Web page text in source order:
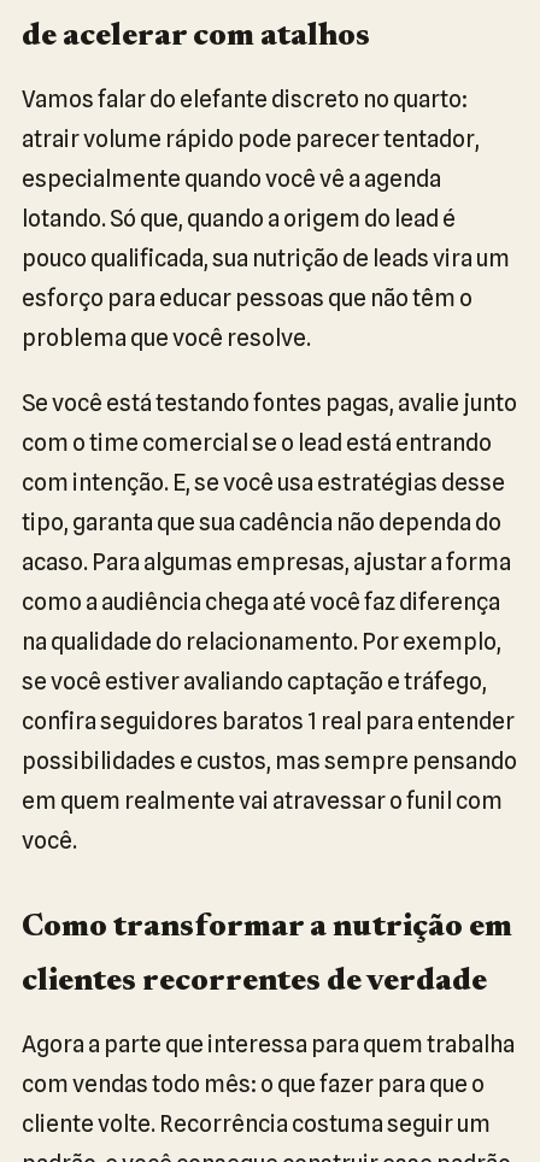
de acelerar com atalhos
Vamos falar do elefante discreto no quarto:
atrair volume rápido pode parecer tentador,
especialmente quando você vê a agenda
lotando. Só que, quando a origem do lead é
pouco qualificada, sua nutrição de leads vira um
esforço para educar pessoas que não têm o
problema que você resolve.
Se você está testando fontes pagas, avalie junto
com o time comercial se o lead está entrando
com intenção. E, se você usa estratégias desse
tipo, garanta que sua cadência não dependa do
acaso. Para algumas empresas, ajustar a forma
como a audiência chega até você faz diferença
na qualidade do relacionamento. Por exemplo,
se você estiver avaliando captação e tráfego,
confira seguidores baratos 1 real para entender
possibilidades e custos, mas sempre pensando
em quem realmente vai atravessar o funil com
você.
Como transformar a nutrição em
clientes recorrentes de verdade
Agora a parte que interessa para quem trabalha
com vendas todo mês: o que fazer para que o
cliente volte. Recorrência costuma seguir um